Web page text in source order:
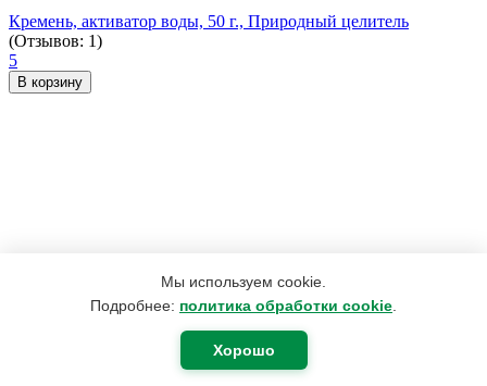
Мы используем cookie.
Подробнее: политика обработки cookie
Хорошо
Кремень, активатор воды, 50 г., Природный целитель
(Отзывов: 1)
5
В корзину